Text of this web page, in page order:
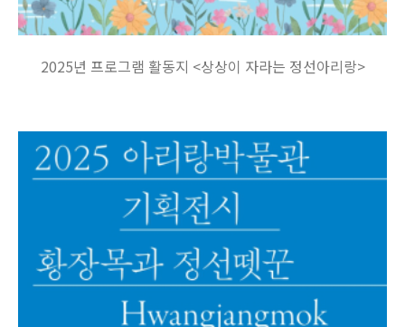
2025년 프로그램 활동지 <상상이 자라는 정선아리랑>